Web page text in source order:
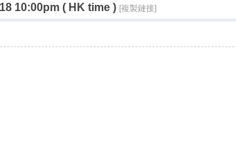
10:00pm ( HK time ) [複製鏈接]